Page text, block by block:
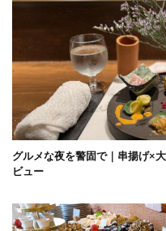
グルメな夜を警固で｜串揚げ×
ビュー